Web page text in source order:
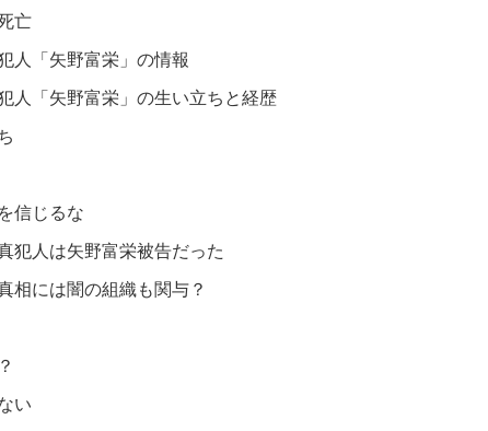
亡
人「矢野富栄」の情報
人「矢野富栄」の生い立ちと経歴
信じるな
犯人は矢野富栄被告だった
相には闇の組織も関与？
い